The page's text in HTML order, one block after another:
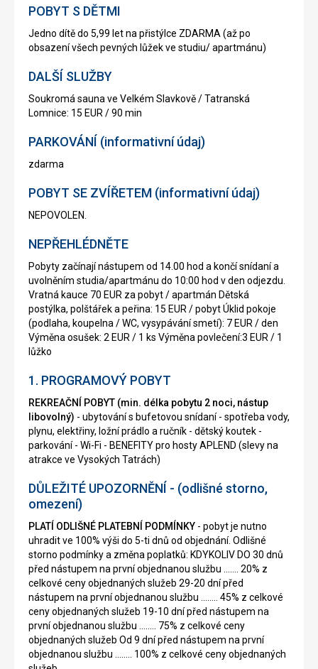
POBYT S DĚTMI
Jedno dítě do 5,99 let na přistýlce ZDARMA (až po
obsazení všech pevných lůžek ve studiu/ apartmánu)
DALŠÍ SLUŽBY
Soukromá sauna ve Velkém Slavkově / Tatranská
Lomnice: 15 EUR / 90 min
PARKOVÁNÍ (informativní údaj)
zdarma
POBYT SE ZVÍŘETEM (informativní údaj)
NEPOVOLEN.
NEPŘEHLÉDNĚTE
Pobyty začínají nástupem od 14.00 hod a končí snídaní a
uvolněním studia/apartmánu do 10:00 hod v den odjezdu.
Vratná kauce 70 EUR za pobyt / apartmán Dětská
postýlka, polštářek a peřina: 15 EUR / pobyt Úklid pokoje
(podlaha, koupelna / WC, vysypávání smetí): 7 EUR / den
Výměna osušek: 2 EUR / 1 ks Výměna povlečení:3 EUR / 1
lůžko
1. PROGRAMOVÝ POBYT
REKREAČNÍ POBYT (min. délka pobytu 2 noci, nástup
libovolný) - ubytování s bufetovou snídaní - spotřeba vody,
plynu, elektřiny, ložní prádlo a ručník - dětský koutek -
parkování - Wi-Fi - BENEFITY pro hosty APLEND (slevy na
atrakce ve Vysokých Tatrách)
DŮLEŽITÉ UPOZORNĚNÍ - (odlišné storno,
omezení)
PLATÍ ODLIŠNÉ PLATEBNÍ PODMÍNKY - pobyt je nutno
uhradit ve 100% výši do 5-ti dnů od objednání. Odlišné
storno podmínky a změna poplatků: KDYKOLIV DO 30 dnů
před nástupem na první objednanou službu ....... 20% z
celkové ceny objednaných služeb 29-20 dní před
nástupem na první objednanou službu ........ 45% z celkové
ceny objednaných služeb 19-10 dní před nástupem na
první objednanou službu ........ 75% z celkové ceny
objednaných služeb Od 9 dní před nástupem na první
objednanou službu ........ 100% z celkové ceny objednaných